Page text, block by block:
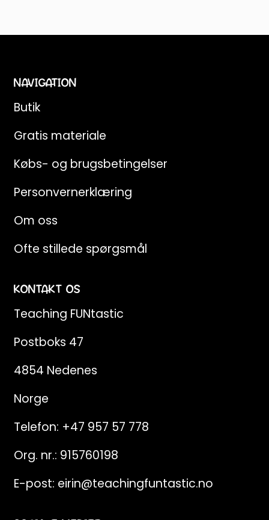
NAVIGATION
Butik
Gratis materiale
Købs- og brugsbetingelser
Personvernerklæring
Om oss
Ofte stillede spørgsmål
KONTAKT OS
Teaching FUNtastic
Postboks 47
4854 Nedenes
Norge
Telefon: +47 957 57 778
Org. nr.: 915760198
E-post: eirin@teachingfuntastic.no